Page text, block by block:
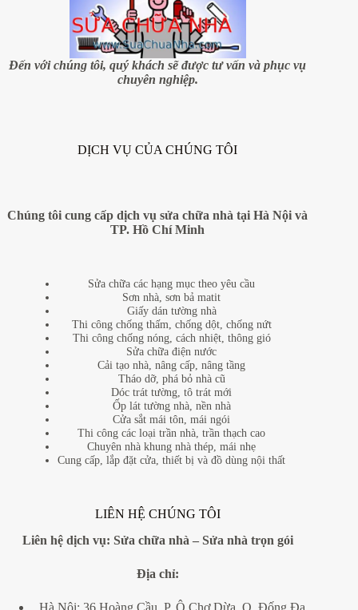
Đến với chúng tôi, quý khách sẽ được tư vấn và phục vụ
chuyên nghiệp.
DỊCH VỤ CỦA CHÚNG TÔI
Chúng tôi cung cấp dịch vụ sửa chữa nhà tại Hà Nội và
TP. Hồ Chí Minh
Sửa chữa các hạng mục theo yêu cầu
Sơn nhà, sơn bả matit
Giấy dán tường nhà
Thi công chống thấm, chống dột, chống nứt
Thi công chống nóng, cách nhiệt, thông gió
Sửa chữa điện nước
Cải tạo nhà, nâng cấp, nâng tầng
Tháo dỡ, phá bỏ nhà cũ
Dóc trát tường, tô trát mới
Ốp lát tường nhà, nền nhà
Cửa sắt mái tôn, mái ngói
Thi công các loại trần nhà, trần thạch cao
Chuyên nhà khung nhà thép, mái nhẹ
Cung cấp, lắp đặt cửa, thiết bị và đồ dùng nội thất
LIÊN HỆ CHÚNG TÔI
Liên hệ dịch vụ: Sửa chữa nhà – Sửa nhà trọn gói
Địa chỉ: